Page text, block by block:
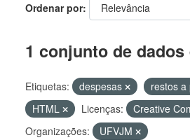
Ordenar por
1 conjunto de
Etiquetas: despesas restos a
HTML
Licenças:
Creative
Organizações:
UFVJM